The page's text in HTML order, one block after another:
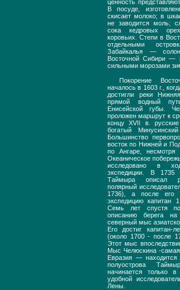
ценность
В посуде,
скисает молоко; в
не заводится моль;
сока кедровых
коровьих. Степи в
отдельными
Забайкалья —
Восточной Сибири —
сильными морозами
Покорение
началось в 1603 г.,
достигли реки
прямой водный
Енисейской губы.
проложен маршрут к
концу XVII в.
богатый
Большинство
восток по Нижней и
по Ангаре,
Океаническое
исследовано в
экспедиции. В 1735
Таймыра описал
полярный
1736), а после его
экспедицию капитан
Семь лет спустя
описанию берега
северный мыс
Его достиг капитан-
(около 1700 - после
Этот мыс
Мыс Челюскина -самая
Евразия — находится
полуострова
начинается только
удобной
Лены.